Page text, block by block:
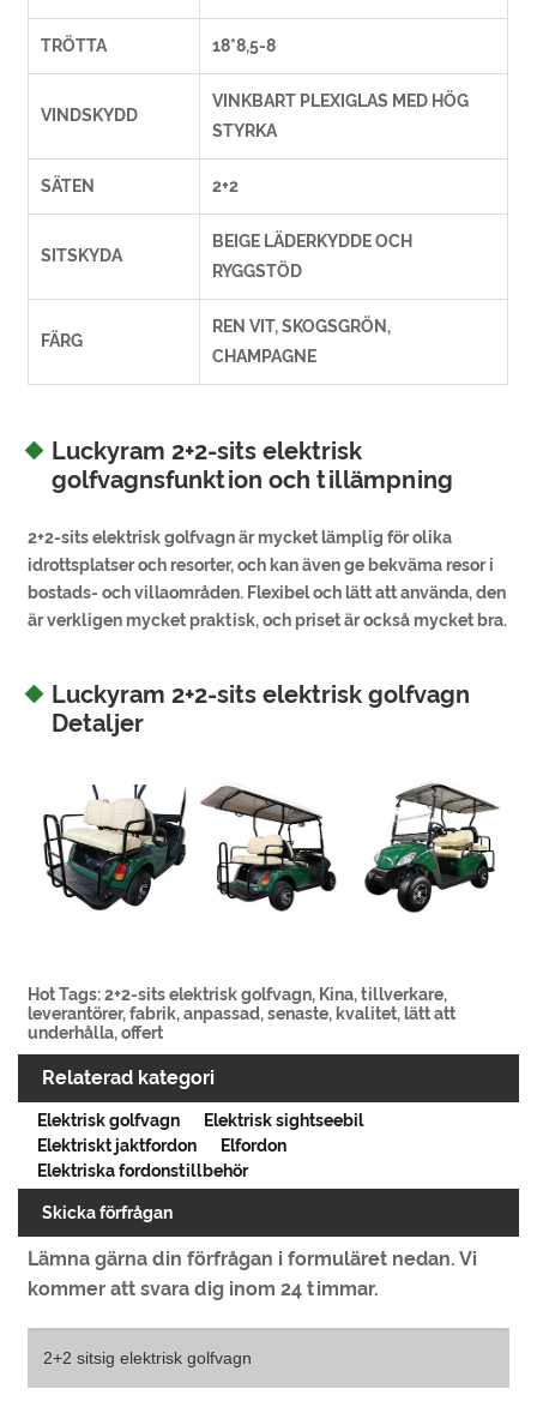
TRÖTTA 18*8,5-8
VINDSKYDD
VINKBART PLEXIGLAS MED HÖG
STYRKA
SÄTEN 2+2
SITSKYDA
BEIGE LÄDERKYDDE OCH
RYGGSTÖD
FÄRG
REN VIT, SKOGSGRÖN,
CHAMPAGNE
Luckyram 2+2-sits elektrisk
golfvagnsfunktion och tillämpning
2+2-sits elektrisk golfvagn är mycket lämplig för olika
idrottsplatser och resorter, och kan även ge bekväma resor i
bostads- och villaområden. Flexibel och lätt att använda, den
är verkligen mycket praktisk, och priset är också mycket bra.
Luckyram 2+2-sits elektrisk golfvagn
Detaljer
Hot Tags: 2+2-sits elektrisk golfvagn, Kina, tillverkare,
leverantörer, fabrik, anpassad, senaste, kvalitet, lätt att
underhålla, offert
Relaterad kategori
Elektrisk golfvagn
Elektrisk sightseebil
Elektriskt jaktfordon
Elfordon
Elektriska fordonstillbehör
Skicka förfrågan
Lämna gärna din förfrågan i formuläret nedan. Vi
kommer att svara dig inom 24 timmar.